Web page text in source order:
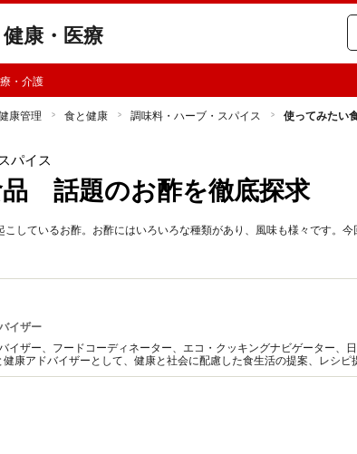
健康・医療
・介護
康管理 食と健康 調味料・ハーブ・スパイス 使ってみたい
パイス
話題のお酢を徹底探求
しているお酢。お酢にはいろいろな種類があり、風味も様々です。
イザー
イザー、フードコーディネーター、エコ・クッキングナビゲーター、
康アドバイザーとして、健康と社会に配慮した食生活の提案、レシピ
かせない食に関する豊富な情報を発信していきます。